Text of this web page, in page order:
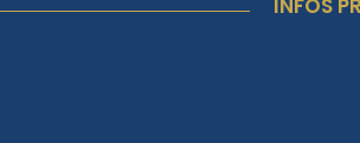
INFOS